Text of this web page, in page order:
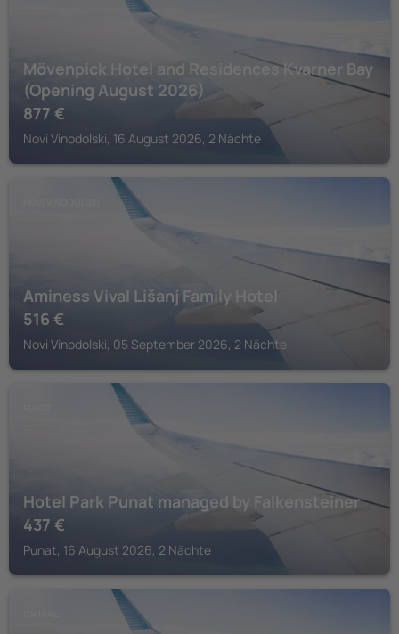
Mövenpick Hotel and Residences Kvarner Bay
(Opening August 2026)
877 €
Novi Vinodolski, 16 August 2026, 2 Nächte
Aminess Vival Lišanj Family Hotel
516 €
Novi Vinodolski, 05 September 2026, 2 Nächte
Hotel Park Punat managed by Falkensteiner
437 €
Punat, 16 August 2026, 2 Nächte